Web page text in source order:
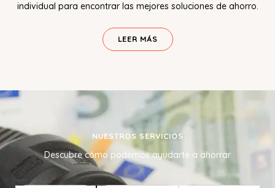
individual para encontrar las mejores soluciones de ahorro.
LEER MÁS
NUESTROS SERVICIOS
Descubre cómo podemos ayudarte a ahorrar